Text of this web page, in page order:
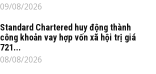
09/08/2026
Standard Chartered huy động thành
công khoản vay hợp vốn xã hội trị giá
721...
08/08/2026